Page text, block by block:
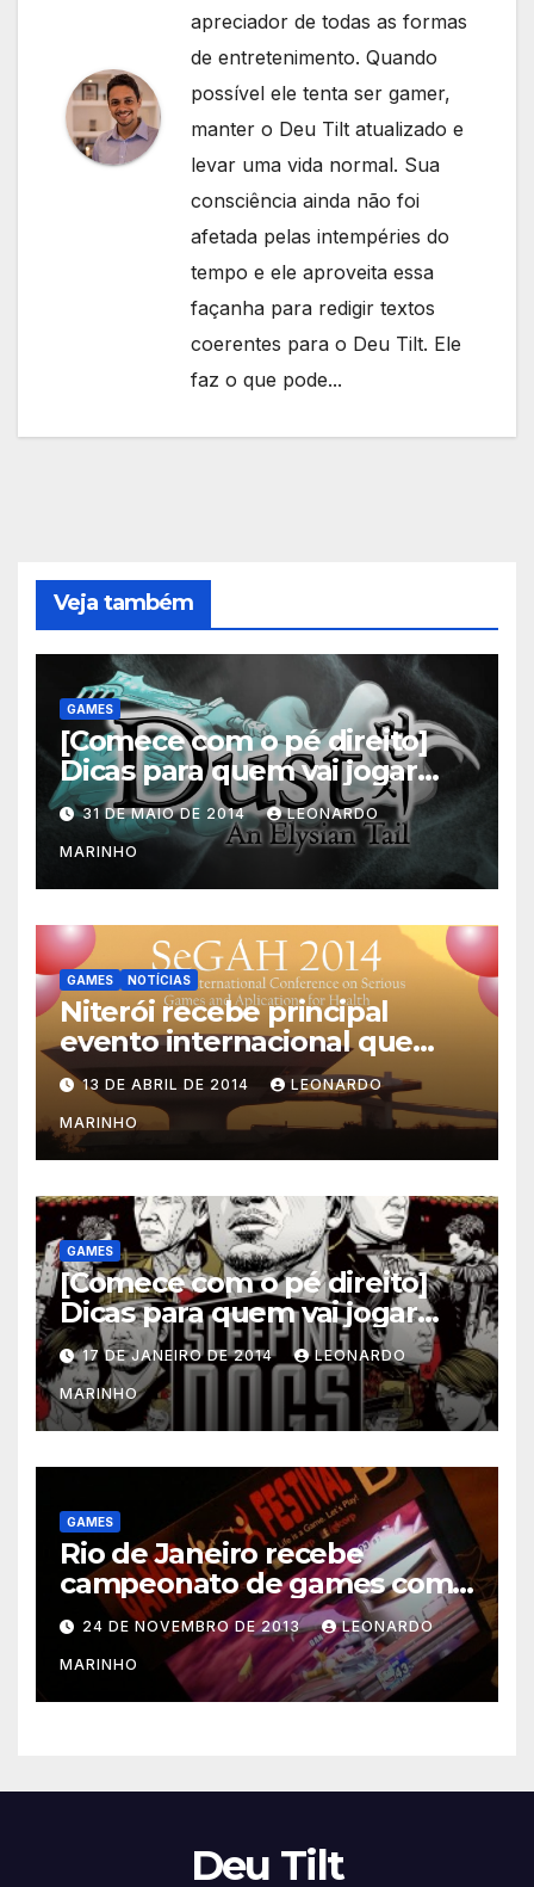
apreciador de todas as formas
de entretenimento. Quando
possível ele tenta ser gamer,
manter o Deu Tilt atualizado e
levar uma vida normal. Sua
consciência ainda não foi
afetada pelas intempéries do
tempo e ele aproveita essa
façanha para redigir textos
coerentes para o Deu Tilt. Ele
faz o que pode...
Veja também
GAMES
[Comece com o pé direito]
Dicas para quem vai jogar
Dust: An Elysian Tail
31 DE MAIO DE 2014 LEONARDO
MARINHO
GAMES NOTÍCIAS
Niterói recebe principal
evento internacional que
mescla saúde e jogos
13 DE ABRIL DE 2014 LEONARDO
MARINHO
GAMES
[Comece com o pé direito]
Dicas para quem vai jogar
Sleeping Dogs
17 DE JANEIRO DE 2014 LEONARDO
MARINHO
GAMES
Rio de Janeiro recebe
campeonato de games com
prêmios em dinheiro
24 DE NOVEMBRO DE 2013 LEONARDO
MARINHO
Deu Tilt